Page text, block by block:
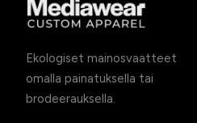
Ekologiset mainosvaatteet
omalla painatuksella tai
brodeerauksella.